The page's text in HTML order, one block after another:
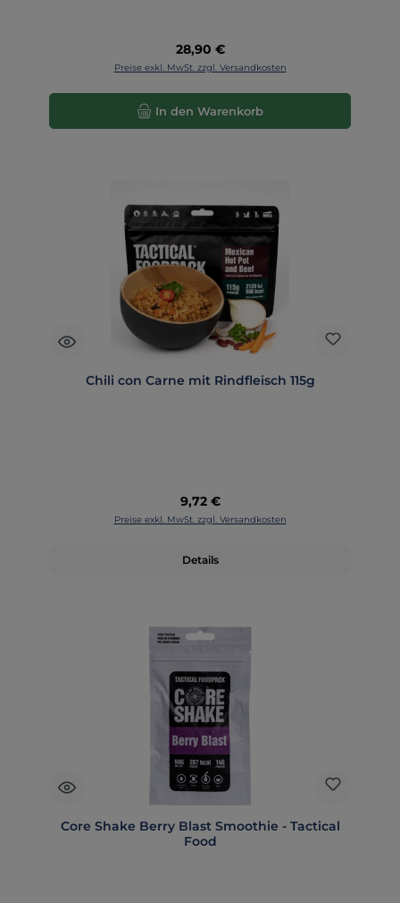
Regulärer Preis:
28,90 €
Preise exkl. MwSt. zzgl. Versandkosten
In den Warenkorb
Chili con Carne mit Rindfleisch 115g
Regulärer Preis:
9,72 €
Preise exkl. MwSt. zzgl. Versandkosten
Details
Core Shake Berry Blast Smoothie - Tactical
Food